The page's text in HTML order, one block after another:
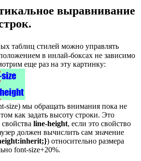
выравнивание
таблиц стилей можно управлять
в инлай-боксах не зависимо
еще раз на эту картинку:
size) мы обращать внимания пока не
как задать высоту строки. Это
line-height, если это свойство
должен вычислить сам значение
) относительно размера
font-size+20%.